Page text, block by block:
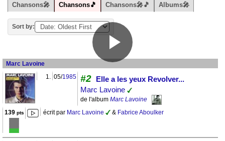
Chansons🎤 Chansons🎵 Chansons🎤🎵 Albums🎤
Sort by:
Marc Lavoine
1.
05/1985 #2 Elle a les yeux Revolver...
Marc Lavoine
de l'album Marc Lavoine
139pts écrit par Marc Lavoine & Fabrice Aboulker